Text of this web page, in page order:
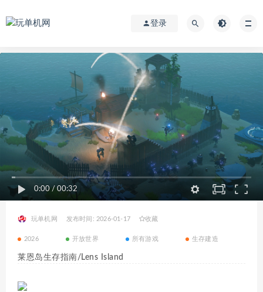
登录
0:00/00:32
玩单机网 发布时间: 2026-01-17 收藏
2026 开放世界 所有游戏 生存建造
莱恩岛生存指南/Lens Island